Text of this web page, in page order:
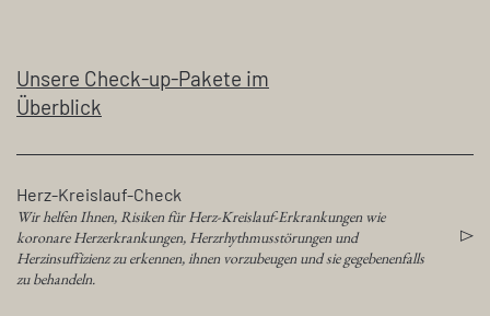
Regeneration
+
Sportler-
gesundheit
Unsere Check-up-Pakete im
Überblick
Herz-Kreislauf-Check
Wir helfen Ihnen, Risiken für Herz-Kreislauf-Erkrankungen wie
koronare Herzerkrankungen, Herzrhythmusstörungen und
Herzinsuffizienz zu erkennen, ihnen vorzubeugen und sie gegebenenfalls
zu behandeln.